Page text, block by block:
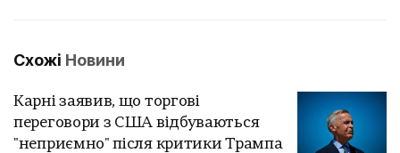
Схожі Новини
Карні заявив, що торгові
переговори з США відбуваються
"неприємно" після критики Трампа